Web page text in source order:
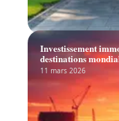
Investissement
destinations
11 mars 2026